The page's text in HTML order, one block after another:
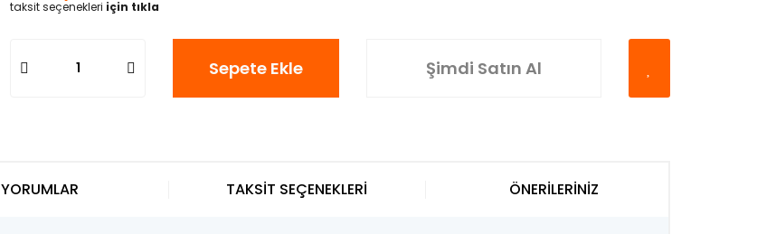
taksit seçenekleri için tıkla
Sepete Ekle Şimdi Satın Al
YORUMLAR TAKSİT SEÇENEKLERİ ÖNERİLERİNİZ